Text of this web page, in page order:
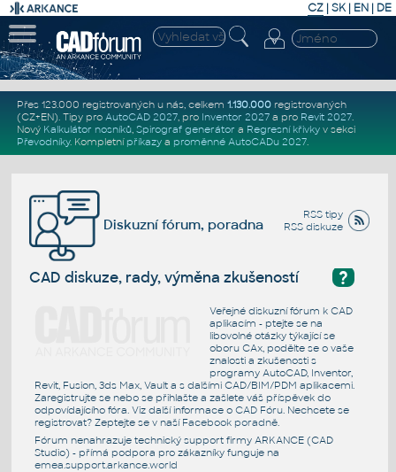
CZ | SK| EN | DE
Přes 123.000 registrovaných u nás, celkem 1.130.000registrovaných
(CZ+EN). Tipy pro AutoCAD 2027, pro Inventor 2027a pro Revit 2027.
Nový Kalkulátor nosníků, Spirograf generátor a Regresní křivkyv sekci
Převodníky. Kompletní příkazya proměnné AutoCADu 2027.
RSS tipy
RSS diskuze
Diskuzní fórum, poradna
?
CAD diskuze, rady, výměna zkušeností
Veřejné diskuzní fórum k CAD
aplikacím - ptejte se na
libovolné otázky týkající se
oboru CAx, podělte se o vaše
znalosti a zkušenosti s
programy AutoCAD, Inventor,
Revit, Fusion, 3ds Max, Vault a s dalšími CAD/BIM/PDM aplikacemi.
Zaregistrujte se nebo se přihlašte a zašlete váš příspěvek do
odpovídajícího fóra. Viz další informace o CAD Fóru. Nechcete se
registrovat? Zeptejte se v naší Facebook poradně.
Fórum nenahrazuje technický support firmy ARKANCE (CAD
Studio) - přímá podpora pro zákazníky funguje na
emea.support.arkance.world